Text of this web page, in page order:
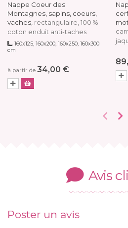
Nappe Coeur des
Montagnes, sapins, coeurs,
vaches, rectangulaire, 100 %
coton enduit anti-taches
160x125, 160x200, 160x250, 160x300
cm
à partir de 34,00 €
Avis
Poster un avis